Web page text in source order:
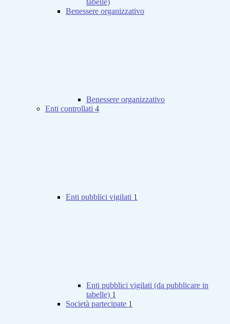
tabelle)
Benessere organizzativo
Benessere organizzativo
Enti controllati 4
Enti pubblici vigilati 1
Enti pubblici vigilati (da pubblicare in
tabelle) 1
Società partecipate 1